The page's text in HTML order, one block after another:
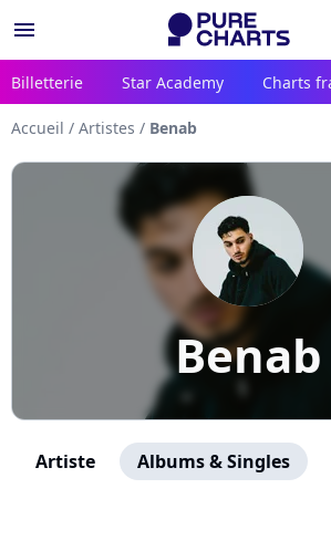
menu
Billetterie Star Academy Charts
Accueil / Artistes / Benab
Benab
Artiste Albums & Singles